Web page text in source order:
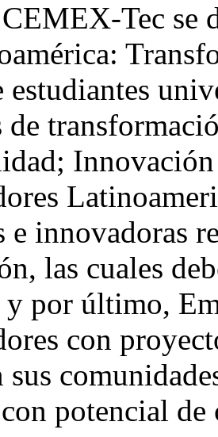
Tec se
estudiantes
de
e innovadoras
las cuales
y por último,
con
sus
potencial